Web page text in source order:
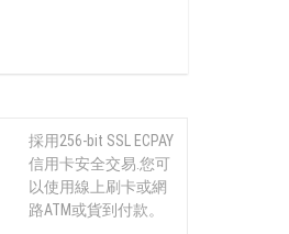
+捲髮烘罩+抗毛躁
採用256-bit SSL ECPAY
信用卡安全交易.您可
以使用線上刷卡或網
路ATM或貨到付款。